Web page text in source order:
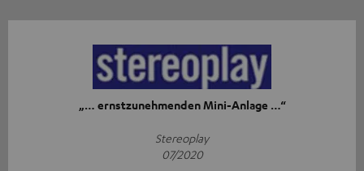
„… ernstzunehmenden Mini-Anlage …“
Stereoplay
07/2020